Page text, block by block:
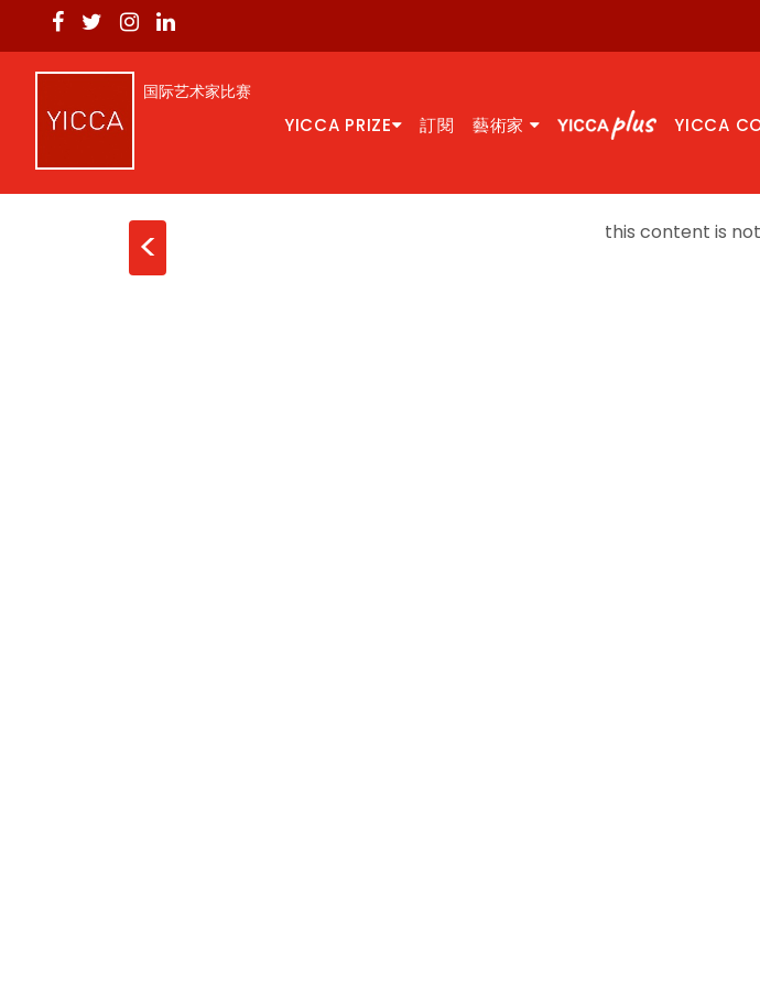
国际艺术家比赛
YICCA PRIZE 訂閱 藝術家 YICCA
< this content is